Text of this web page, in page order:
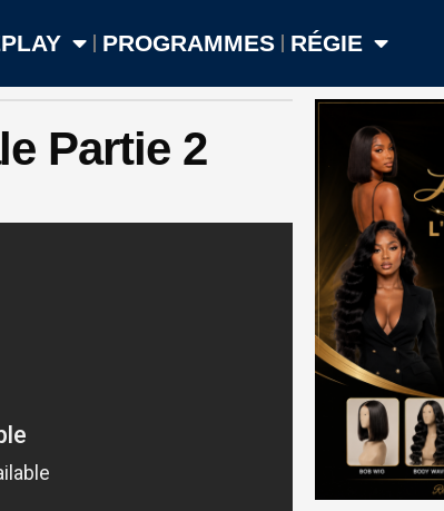
PROGRAMMES RÉGIE
Partie 2